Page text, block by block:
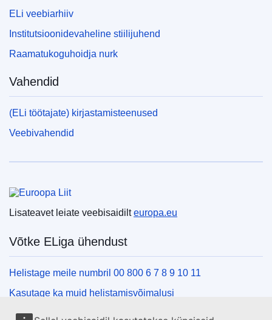
ELi veebiarhiiv
Institutsioonidevaheline stiilijuhend
Raamatukoguhoidja nurk
Vahendid
(ELi töötajate) kirjastamisteenused
Veebivahendid
Euroopa Liit
Lisateavet leiate veebisaidilteuropa.eu
Võtke ELiga ühendust
Helistage meile numbril 00 800 6 7 8 9 10 11
Kasutage ka muid helistamisvõimalusi
Kirjutage meile kontaktvormi vahendusel